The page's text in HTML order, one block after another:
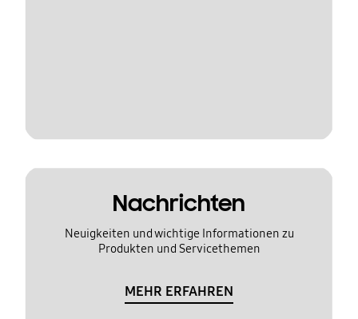
Nachrichten
Neuigkeiten und wichtige Informationen zu
Produkten und Servicethemen
MEHR ERFAHREN